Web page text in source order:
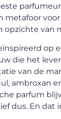
metafoor
opzichte van
op
die het
van de
ambroxan
parfum
dus. En dat